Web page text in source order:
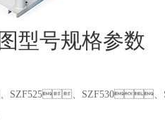
型号规格参数
SZF525、SZF530、